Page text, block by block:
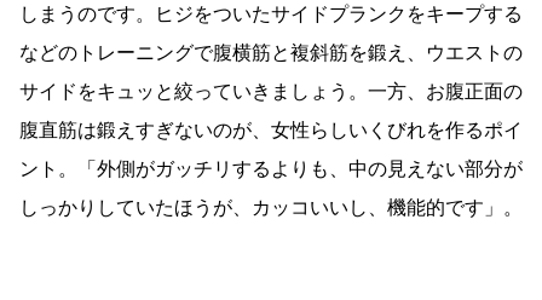
しまうのです。ヒジをついたサイドプランクをキープする
などのトレーニングで腹横筋と複斜筋を鍛え、ウエストの
サイドをキュッと絞っていきましょう。一方、お腹正面の
腹直筋は鍛えすぎないのが、女性らしいくびれを作るポイ
ント。「外側がガッチリするよりも、中の見えない部分が
しっかりしていたほうが、カッコいいし、機能的です」。